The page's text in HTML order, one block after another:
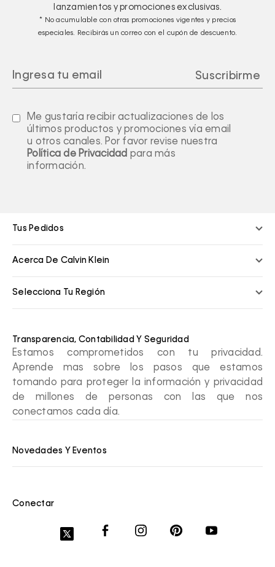
lanzamientos y promociones exclusivas.
* No acumulable con otras promociones vigentes y precios
especiales. Recibirás un correo con el cupón de descuento.
Me gustaría recibir actualizaciones de los
últimos productos y promociones vía email
u otros canales. Por favor revise nuestra
Política de Privacidad para más
información.
Tus Pedidos
Acerca De Calvin Klein
Selecciona Tu Región
Transparencia, Contabilidad Y Seguridad
Estamos comprometidos con tu privacidad.
Aprende mas sobre los pasos que estamos
tomando para proteger la información y privacidad
de millones de personas con las que nos
conectamos cada día.
Novedades Y Eventos
Conectar